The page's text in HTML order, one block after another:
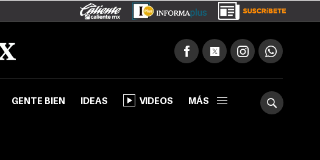
GENTE BIEN IDEAS VIDEOS MÁS